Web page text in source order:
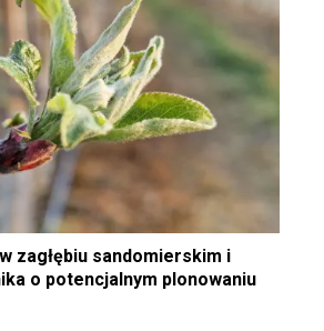
zagłębiu sandomierskim i
o potencjalnym plonowaniu